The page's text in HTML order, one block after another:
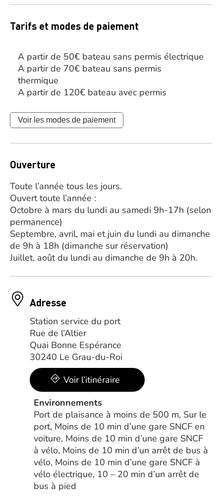
Tarifs et modes de paiement
A partir de 50€ bateau sans permis électrique
A partir de 70€ bateau sans permis
thermique
A partir de 120€ bateau avec permis
Voir les modes de paiement
Ouverture
Toute l’année tous les jours.
Ouvert toute l’année :
Octobre à mars du lundi au samedi 9h-17h (selon
permanence)
Septembre, avril, mai et juin du lundi au dimanche
de 9h à 18h (dimanche sur réservation)
Juillet, août du lundi au dimanche de 9h à 20h.
Adresse
Station service du port
Rue de l’Altier
Quai Bonne Espérance
30240 Le Grau-du-Roi
Voir l’itinéraire
Environnements
Port de plaisance à moins de 500 m, Sur le
port, Moins de 10 min d’une gare SNCF en
voiture, Moins de 10 min d’une gare SNCF
à vélo, Moins de 10 min d’un arrêt de bus à
vélo, Moins de 10 min d’une gare SNCF à
vélo électrique, 10 – 20 min d’un arrêt de
bus à pied